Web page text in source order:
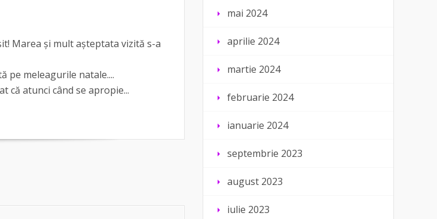
Marea și mult așteptata vizită s-a
pe meleagurile natale....
că atunci când se apropie...
mai 2024
aprilie 2024
martie 2024
februarie 2024
ianuarie 2024
septembrie 2023
august 2023
iulie 2023